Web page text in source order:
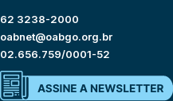
62 3238-2000
oabnet@oabgo.org.br
02.656.759/0001-52